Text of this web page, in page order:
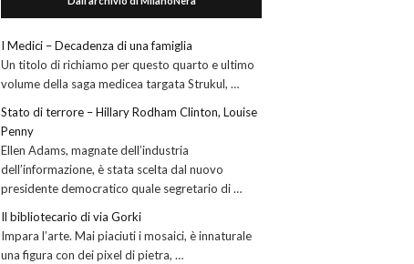
I Medici – Decadenza di una famiglia
Un titolo di richiamo per questo quarto e ultimo
volume della saga medicea targata Strukul, …
Stato di terrore – Hillary Rodham Clinton, Louise
Penny
Ellen Adams, magnate dell’industria
dell’informazione, è stata scelta dal nuovo
presidente democratico quale segretario di …
Il bibliotecario di via Gorki
Impara l’arte. Mai piaciuti i mosaici, è innaturale
una figura con dei pixel di pietra, …